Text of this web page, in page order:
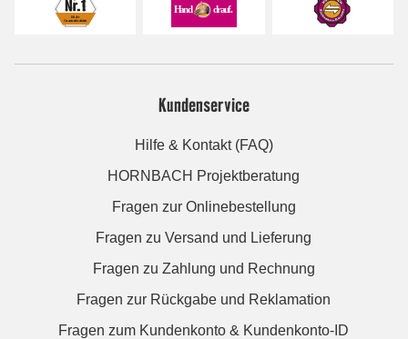
Kundenservice
Hilfe & Kontakt (FAQ)
HORNBACH Projektberatung
Fragen zur Onlinebestellung
Fragen zu Versand und Lieferung
Fragen zu Zahlung und Rechnung
Fragen zur Rückgabe und Reklamation
Fragen zum Kundenkonto & Kundenkonto-ID